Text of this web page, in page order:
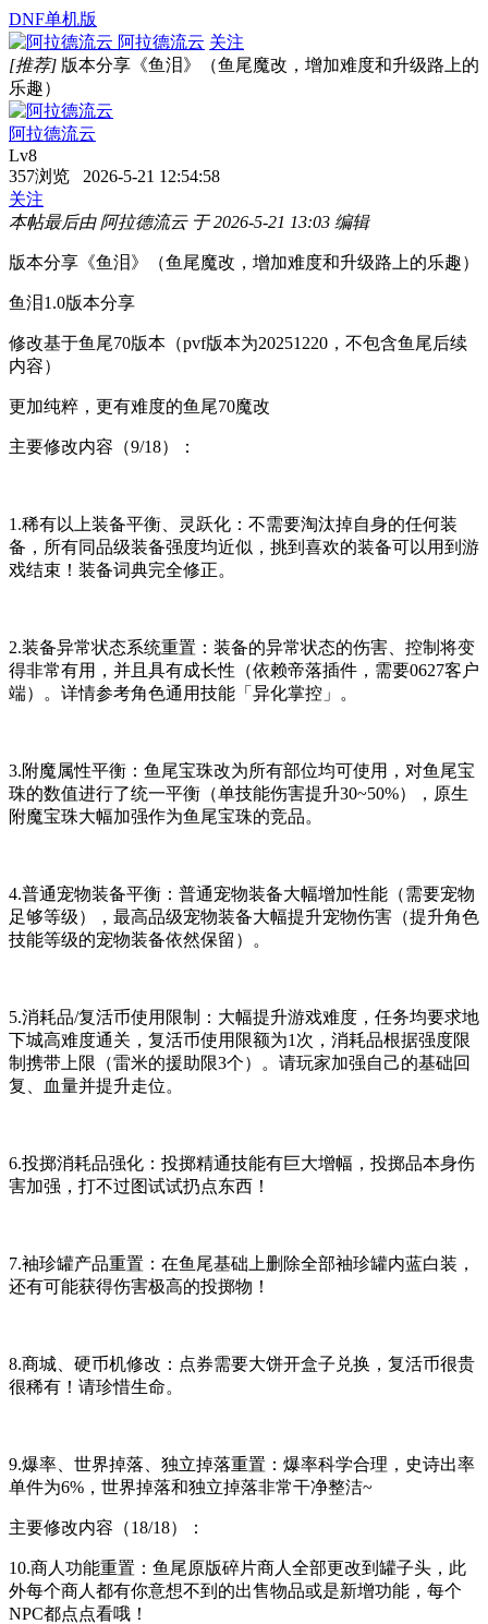
DNF单机版
阿拉德流云 关注
[推荐] 版本分享《鱼泪》（鱼尾魔改，增加难度和升级路上的
乐趣）
阿拉德流云
Lv8
357浏览 2026-5-21 12:54:58
关注
本帖最后由 阿拉德流云 于 2026-5-21 13:03 编辑
版本分享《鱼泪》（鱼尾魔改，增加难度和升级路上的乐趣）
鱼泪1.0版本分享
修改基于鱼尾70版本（pvf版本为20251220，不包含鱼尾后续
内容）
更加纯粹，更有难度的鱼尾70魔改
主要修改内容（9/18）：
1.稀有以上装备平衡、灵跃化：不需要淘汰掉自身的任何装
备，所有同品级装备强度均近似，挑到喜欢的装备可以用到游
戏结束！装备词典完全修正。
2.装备异常状态系统重置：装备的异常状态的伤害、控制将变
得非常有用，并且具有成长性（依赖帝落插件，需要0627客户
端）。详情参考角色通用技能「异化掌控」。
3.附魔属性平衡：鱼尾宝珠改为所有部位均可使用，对鱼尾宝
珠的数值进行了统一平衡（单技能伤害提升30~50%），原生
附魔宝珠大幅加强作为鱼尾宝珠的竞品。
4.普通宠物装备平衡：普通宠物装备大幅增加性能（需要宠物
足够等级），最高品级宠物装备大幅提升宠物伤害（提升角色
技能等级的宠物装备依然保留）。
5.消耗品/复活币使用限制：大幅提升游戏难度，任务均要求地
下城高难度通关，复活币使用限额为1次，消耗品根据强度限
制携带上限（雷米的援助限3个）。请玩家加强自己的基础回
复、血量并提升走位。
6.投掷消耗品强化：投掷精通技能有巨大增幅，投掷品本身伤
害加强，打不过图试试扔点东西！
7.袖珍罐产品重置：在鱼尾基础上删除全部袖珍罐内蓝白装，
还有可能获得伤害极高的投掷物！
8.商城、硬币机修改：点券需要大饼开盒子兑换，复活币很贵
很稀有！请珍惜生命。
9.爆率、世界掉落、独立掉落重置：爆率科学合理，史诗出率
单件为6%，世界掉落和独立掉落非常干净整洁~
主要修改内容（18/18）：
10.商人功能重置：鱼尾原版碎片商人全部更改到罐子头，此
外每个商人都有你意想不到的出售物品或是新增功能，每个
NPC都点点看哦！